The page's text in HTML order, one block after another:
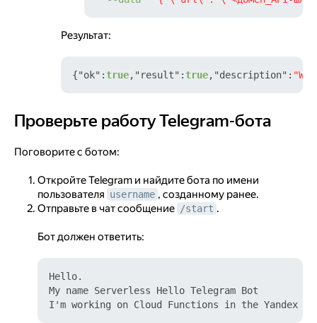
Результат:
{"ok" :true, "result" :true, "description" :
Проверьте работу Telegram-бота
Проверьте работу Telegram-бота
Поговорите с ботом:
Откройте Telegram и найдите бота по имени
пользователя username , созданному ранее.
Отправьте в чат сообщение /start .
Бот должен ответить:
Hello.
My name Serverless Hello Telegram Bot